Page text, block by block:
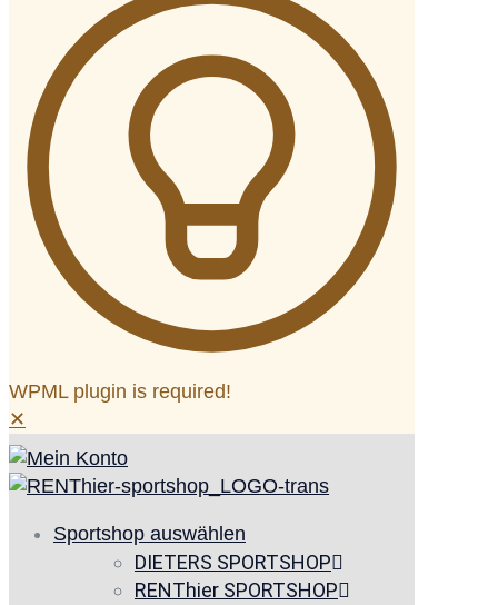
WPML plugin is required!
✕
Sportshop auswählen
DIETERS SPORTSHOP
RENThier SPORTSHOP